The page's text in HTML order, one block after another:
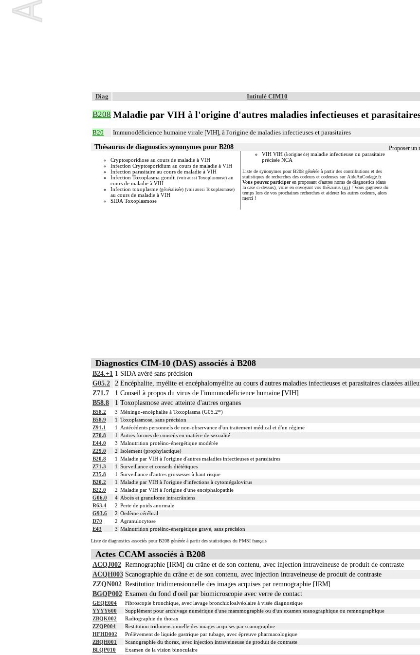
Diag Intitulé CIM10
B208 Maladie par VIH à l'origine d'autres maladies infectieuses et
B20 Immunodéficience humaine virale [VIH], à l'origine de maladies infectieuses et parasitaires
Proposer un
Thésaurus de diagnostics synonymes pour B208
Cryptosporidiose au cours de maladie à VIH
Infection Cryptosporidium au cours de maladie à VIH
Infection parasitaire au cours de maladie à VIH
Infection Toxoplasma gondii (voir aussi Toxoplasmose) au
cours de maladie à VIH
Infection toxoplasme (généralisée) (voir aussi Toxoplasmose)
au cours de maladie à VIH
SIDA Toxoplasmose
VIH VIH (à origine de) maladie infectieuse ou parasitaire
précisée NCA
Liste de synonymes pour B208 générée à partir des contributions et des
statistiques de recherches des codeurs et codeuses sur AideAuCodage.fr.
Vous pouvez participeren proposant d'autres noms de diagnostics (dans
la case ci-dessus), voire en envoyant vos thésaurus (ici) ! Vous gagnerez du
temps lors de vos prochaines recherches et aiderez les autres codeurs, alors
merci !
Diagnostics CIM-10 (DAS) associés à B208
B24.+1 1 SIDA avéré sans précision
G05.2
2 Encéphalite, myélite et encéphalomyélite au cours d'autres maladies infectieuses et parasitaires classées
Z71.7
1 Conseil à propos du virus de l'immunodéficience humaine [VIH]
B58.8
1 Toxoplasmose avec atteinte d'autres organes
B58.2 3 Méningo-encéphalite à Toxoplasma (G05.2*)
B58.9
1 Toxoplasmose, sans précision
Z91.1
1
Antécédents personnels de non-observance d'un traitement médical et d'un régime
Z70.8
1
Autres formes de conseils en matière de sexualité
E44.0
3 Malnutrition protéino-énergétique modérée
Z29.0
2 Isolement (prophylactique)
B20.8
1 Maladie par VIH à l'origine d'autres maladies infectieuses et parasitaires
Z71.3
1 Surveillance et conseils diététiques
Z35.8
1 Surveillance d'autres grossesses à haut risque
B20.2
1 Maladie par VIH à l'origine d'infections à cytomégalovirus
B22.0
2 Maladie par VIH à l'origine d'une encéphalopathie
G06.0
4 Abcès et granulome intracrâniens
R63.4
2 Perte de poids anormale
G93.6
2 Oedème cérébral
D70
2 Agranulocytose
E43
3 Malnutrition protéino-énergétique grave, sans précision
Liste de diagnostics associés pour B208 générée à partir des statistiques du PMSI français
Actes CCAM associés à B208
ACQJ002 Remnographie [IRM] du crâne et de son contenu, avec injection intraveineuse de produit de contraste
ACQH003 Scanographie du crâne et de son contenu, avec injection intraveineuse de produit de contraste
ZZQN002 Restitution tridimensionnelle des images acquises par remnographie [IRM]
BGQP002 Examen du fond d'oeil par biomicroscopie avec verre de contact
GEQE004
Fibroscopie bronchique, avec lavage bronchioloalvéolaire à visée diagnostique
YYYY600
Supplément pour archivage numérique d'une mammographie ou d'un examen scanographique ou remnographique
ZBQK002
Radiographie du thorax
ZZQP004
Restitution tridimensionnelle des images acquises par scanographie
HFHD002
Prélèvement de liquide gastrique par tubage, avec épreuve pharmacologique
ZBQH001
Scanographie du thorax, avec injection intraveineuse de produit de contraste
BLQP010
Examen de la vision binoculaire